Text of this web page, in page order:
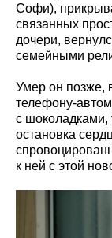
Софи),
связанных
дочери,
семейными
Умер он позже,
телефону-
с шоколадками,
остановка
к ней с этой